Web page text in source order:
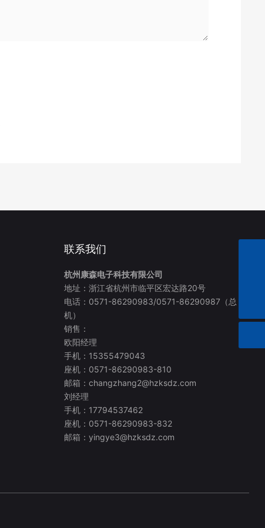
联系我们
杭州康森电子科技有限公司
地址：浙江省杭州市临平区宏达路20号
电话：0571-86290983/0571-86290987（总
机）
销售：
欧阳经理
手机：15355479043
座机：0571-86290983-810
邮箱：changzhang2@hzksdz.com
刘经理
手机：17794537462
座机：0571-86290983-832
邮箱：yingye3@hzksdz.com
changzhang2@hzksdz.com